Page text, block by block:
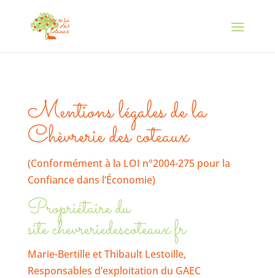
Mentions légales de la
Chèvrerie des coteaux
(Conformément à la LOI n°2004-275 pour la
Confiance dans l’Économie)
Propriétaire du
site chevreriedescoteaux.fr
Marie-Bertille et Thibault Lestoille,
Responsables d’exploitation du GAEC